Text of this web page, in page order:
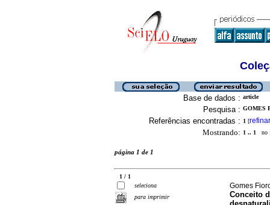
Base de dados : article
Pesquisa : GOMES
Referências encontradas : 1 [refinar
Mostrando: 1 .. 1 no
página 1 de 1
1 / 1
seleciona
para imprimir
Gomes
Conceito